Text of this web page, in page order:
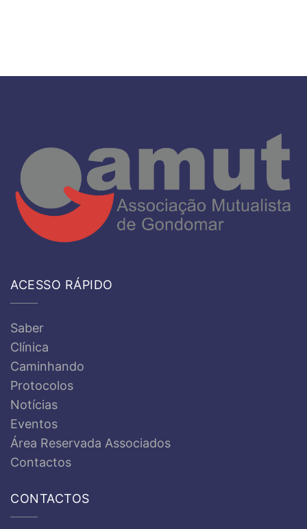
ACESSO RÁPIDO
Saber
Clínica
Caminhando
Protocolos
Notícias
Eventos
Área Reservada Associados
Contactos
CONTACTOS